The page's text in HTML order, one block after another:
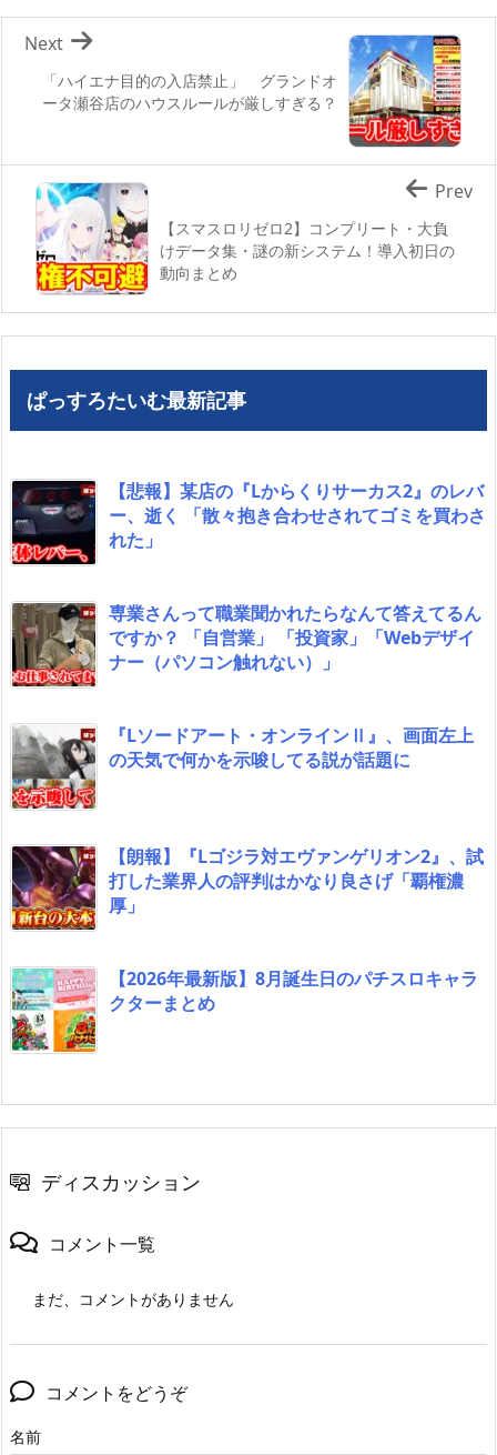
「ハイエナ目的の入店禁止」 グランドオ
ータ瀬谷店のハウスルールが厳しすぎる？
Next
【スマスロリゼロ2】コンプリート・大負
けデータ集・謎の新システム！導入初日の
動向まとめ
Prev
ぱっすろたいむ最新記事
【悲報】某店の『Lからくりサーカス2』のレバ
ー、逝く 「散々抱き合わせされてゴミを買わさ
れた」
専業さんって職業聞かれたらなんて答えてるん
ですか？ 「自営業」 「投資家」「Webデザイ
ナー（パソコン触れない）」
『Lソードアート・オンラインⅡ』、画面左上
の天気で何かを示唆してる説が話題に
【朗報】『Lゴジラ対エヴァンゲリオン2』、試
打した業界人の評判はかなり良さげ「覇権濃
厚」
【2026年最新版】8月誕生日のパチスロキャラ
クターまとめ
ディスカッション
コメント一覧
まだ、コメントがありません
コメントをどうぞ
名前